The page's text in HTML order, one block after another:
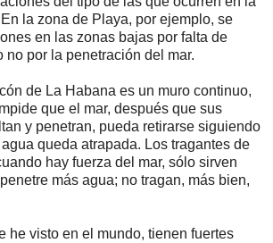
la zona de Playa, por ejemplo, se
en las zonas bajas por falta de
no por la penetración del mar.
de La Habana es un muro continuo,
que el mar, después que sus
y penetran, pueda retirarse siguiendo
queda atrapada. Los tragantes de
hay fuerza del mar, sólo sirven
más agua; no tragan, más bien,
he visto en el mundo, tienen fuertes